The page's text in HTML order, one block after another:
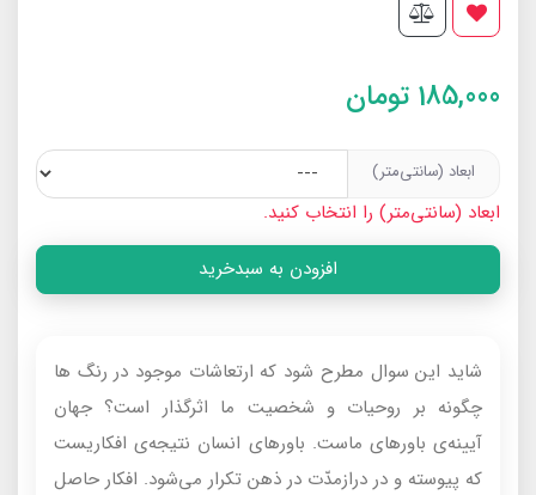
185,000 تومان
ابعاد (سانتی‌متر)
ابعاد (سانتی‌متر) را انتخاب کنید.
افزودن به سبدخرید
شاید این سوال مطرح شود که ارتعاشات موجود در رنگ ها
چگونه بر روحیات و شخصیت ما اثرگذار است؟ جهان
آیینه‌ی باورهای ماست. باورهای انسان نتیجه‌ی افکاریست
که پیوسته و در دراز‌مدّت در ذهن تکرار می‌شود. افکار حاصل